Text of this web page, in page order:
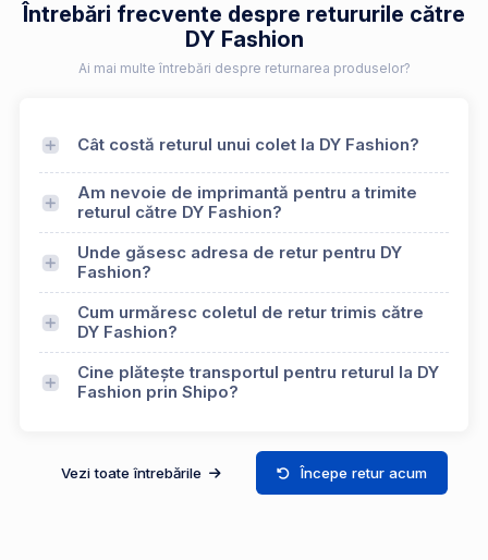
Întrebări frecvente despre retururile către
DY Fashion
Ai mai multe întrebări despre returnarea produselor?
Cât costă returul unui colet la DY Fashion?
Am nevoie de imprimantă pentru a trimite
returul către DY Fashion?
Unde găsesc adresa de retur pentru DY
Fashion?
Cum urmăresc coletul de retur trimis către
DY Fashion?
Cine plătește transportul pentru returul la DY
Fashion prin Shipo?
Vezi toate întrebările Începe retur acum